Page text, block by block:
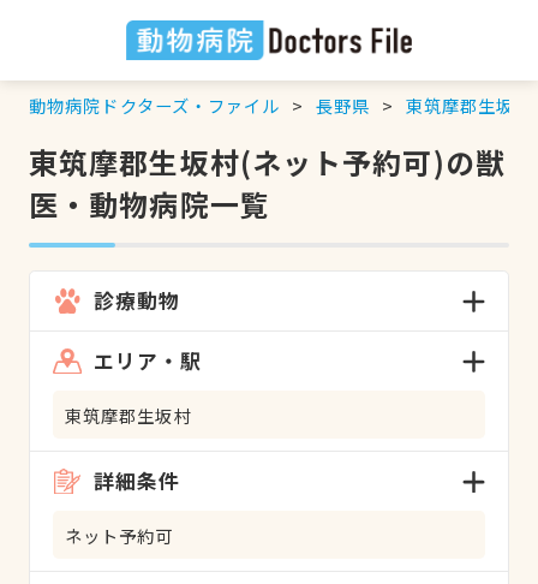
動物病院ドクターズ・ファイル 長野県 東筑摩郡生坂村
東筑摩郡生坂村(ネット予約可)の獣
医・動物病院一覧
診療動物
エリア・駅
東筑摩郡生坂村
詳細条件
ネット予約可